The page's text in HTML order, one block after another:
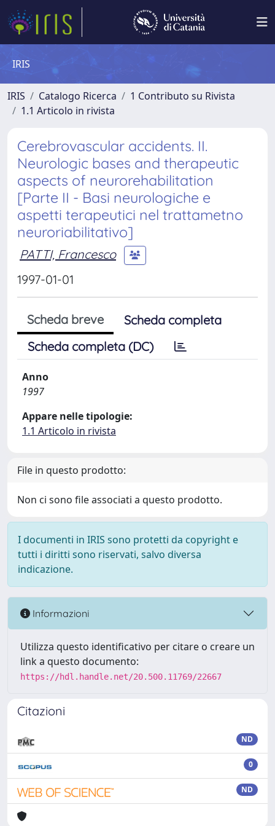
IRIS
IRIS Catalogo Ricerca
1 Contributo su Rivista
1.1 Articolo in rivista
Cerebrovascular accidents. II.
Neurologic bases and therapeutic
aspects of neurorehabilitation
[Parte II - Basi neurologiche e
aspetti terapeutici nel trattametno
neuroriabilitativo]
PATTI, Francesco
1997-01-01
Scheda breve
Scheda completa
Scheda completa (DC)
Anno
1997
Appare nelle tipologie:
1.1 Articolo in rivista
File in questo prodotto:
Non ci sono file associati a questo prodotto.
I documenti in IRIS sono protetti da copyright e
tutti i diritti sono riservati, salvo diversa
indicazione.
Informazioni
Utilizza questo identificativo per citare o creare un
link a questo documento:
https://hdl.handle.net/20.500.11769/22667
Citazioni
ND
0
ND